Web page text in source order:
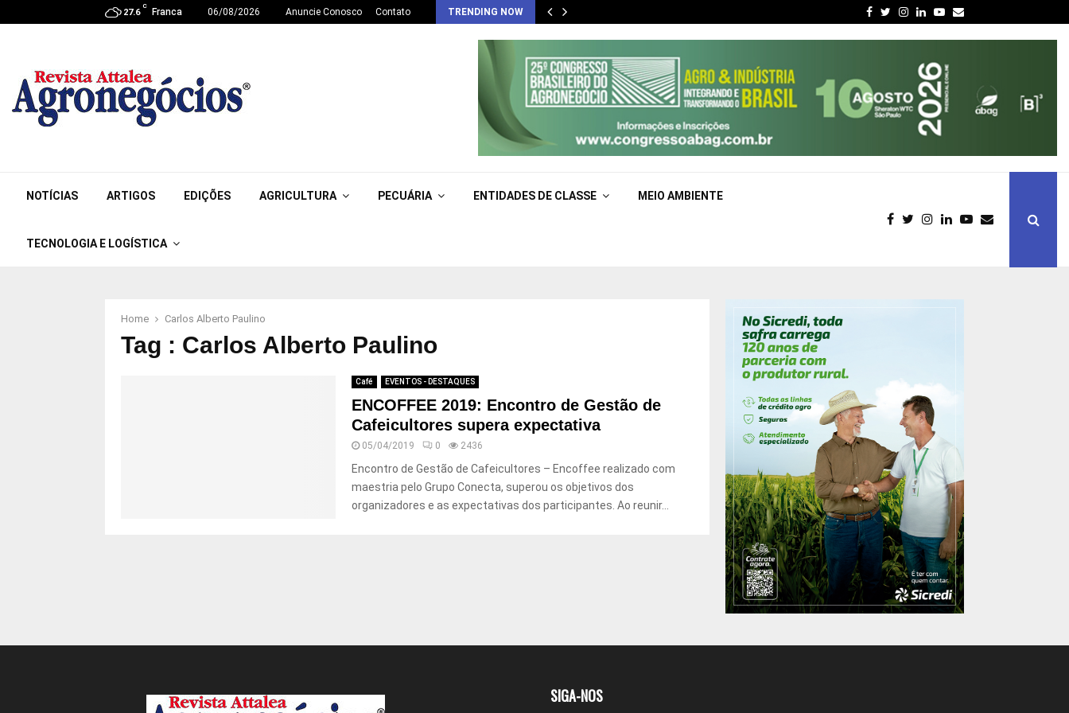
27.6
C
Franca 06/08/2026 Anuncie Conosco Contato TRENDING NOW Facebook
Twitter
Instagram
LinkedinYoutube
Email
NOTÍCIAS ARTIGOS EDIÇÕES AGRICULTURA PECUÁRIA ENTIDADES DE CLASSE MEIO AMBIENTE
TECNOLOGIA E LOGÍSTICA
Home Carlos Alberto Paulino
Tag : Carlos Alberto Paulino
Café EVENTOS - DESTAQUES
ENCOFFEE 2019: Encontro de Gestão de
Cafeicultores supera expectativa
05/04/2019 0 2436
Encontro de Gestão de Cafeicultores – Encoffee realizado com
maestria pelo Grupo Conecta, superou os objetivos dos
organizadores e as expectativas dos participantes. Ao reunir...
SIGA-NOS